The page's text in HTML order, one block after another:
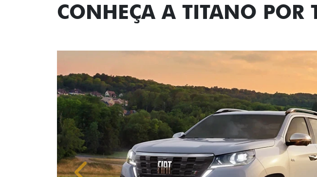
Anterior